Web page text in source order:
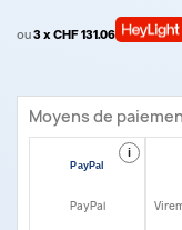
ou3 x CHF 131.06
Moyens de
i
PayPal